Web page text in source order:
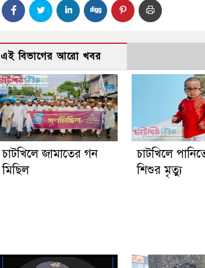
এই বিভাগের আরো খবর
চাটখিলে জামাতের গন
মিছিল
চাটখিলে
শিশুর মৃত্যু